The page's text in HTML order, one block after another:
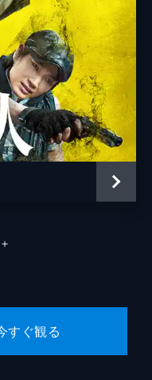
＋
すぐ観る